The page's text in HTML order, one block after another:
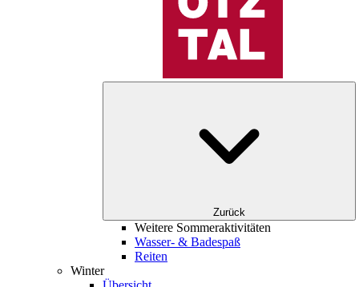
Zurück
Weitere Sommeraktivitäten
Wasser- & Badespaß
Reiten
Winter